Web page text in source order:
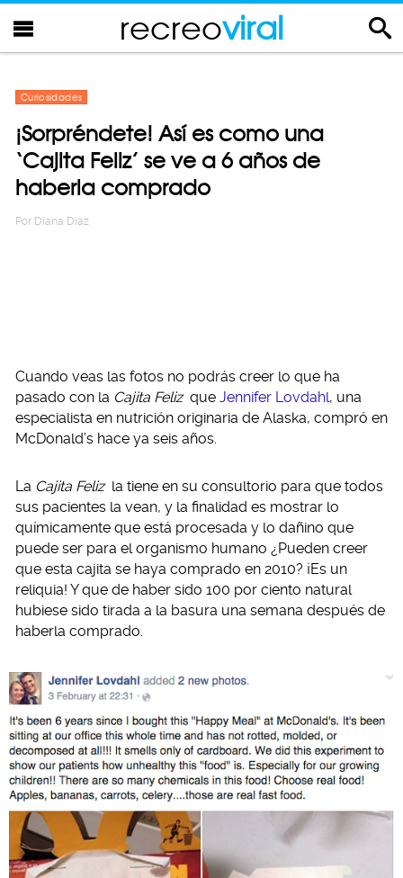
recreoviral
Curiosidades
¡Sorpréndete! Así es como una
‘Cajita Feliz’ se ve a 6 años de
haberla comprado
Por Diana Diaz
Cuando veas las fotos no podrás creer lo que ha
pasado con la Cajita Feliz que Jennifer Lovdahl, una
especialista en nutrición originaria de Alaska, compró en
McDonald’s hace ya seis años.
La Cajita Feliz la tiene en su consultorio para que todos
sus pacientes la vean, y la finalidad es mostrar lo
químicamente que está procesada y lo dañino que
puede ser para el organismo humano ¿Pueden creer
que esta cajita se haya comprado en 2010? ¡Es un
reliquia! Y que de haber sido 100 por ciento natural
hubiese sido tirada a la basura una semana después de
haberla comprado.